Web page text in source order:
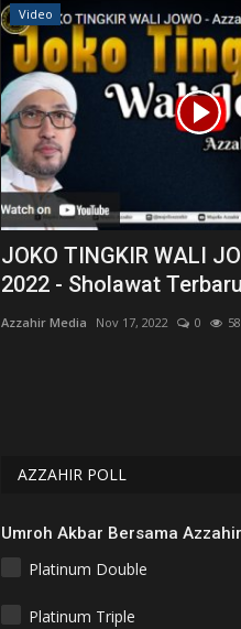
Video
JOKO TINGKIR WALI
2022 - Sholawat Terbaru
Azzahir Media Nov 17, 2022 0
AZZAHIR POLL
Umroh Akbar Bersama
Platinum Double
Platinum Triple